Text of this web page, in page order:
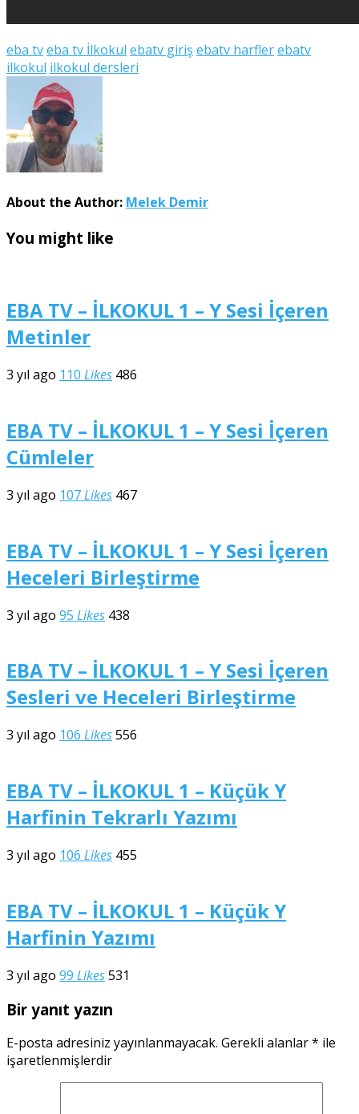
eba tveba tv İlkokul ebatv giriş ebatv harflerebatv
ilkokul ilkokul dersleri
About the Author: Melek Demir
You might like
EBA TV – İLKOKUL 1 – Y Sesi İçeren
Metinler
3 yıl ago 110 Likes 486
EBA TV – İLKOKUL 1 – Y Sesi İçeren
Cümleler
3 yıl ago 107Likes 467
EBA TV – İLKOKUL 1 – Y Sesi İçeren
Heceleri Birleştirme
3 yıl ago 95 Likes 438
EBA TV – İLKOKUL 1 – Y Sesi İçeren
Sesleri ve Heceleri Birleştirme
3 yıl ago 106 Likes556
EBA TV – İLKOKUL 1 – Küçük Y
Harfinin Tekrarlı Yazımı
3 yıl ago 106 Likes 455
EBA TV – İLKOKUL 1 – Küçük Y
Harfinin Yazımı
3 yıl ago 99 Likes531
Bir yanıt yazın
E-posta adresiniz yayınlanmayacak. Gerekli alanlar* ile
işaretlenmişlerdir